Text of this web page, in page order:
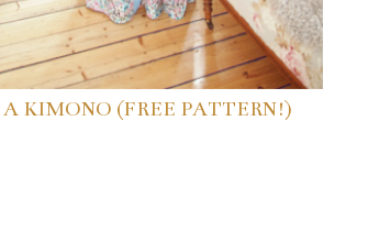
KIMONO (FREE PATTERN!)